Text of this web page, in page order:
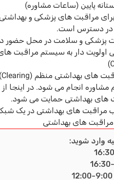
(ساعات مشاوره)
های پزشکی و بهداشتی برای
است.
و سلامت در محل حضور دارد.
دار به سیستم مراقبت های
دسترسی به سیستم مراقبت های بهداشتی منظم (Clearing) به
انجام می شود. در اینجا از شما
حمایت می شود.
های بهداشتی در یک شبکه
های بهداشتی
شوید: